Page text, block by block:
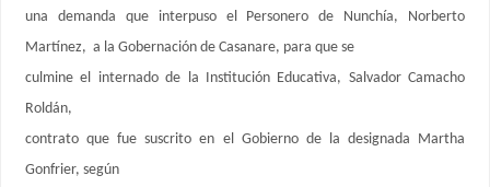
una demanda que interpuso el Personero de Nunchía, Norberto
Martínez, a la Gobernación de Casanare, para que se
culmine el internado de la Institución Educativa, Salvador Camacho
Roldán,
contrato que fue suscrito en el Gobierno de la designada Martha
Gonfrier, según